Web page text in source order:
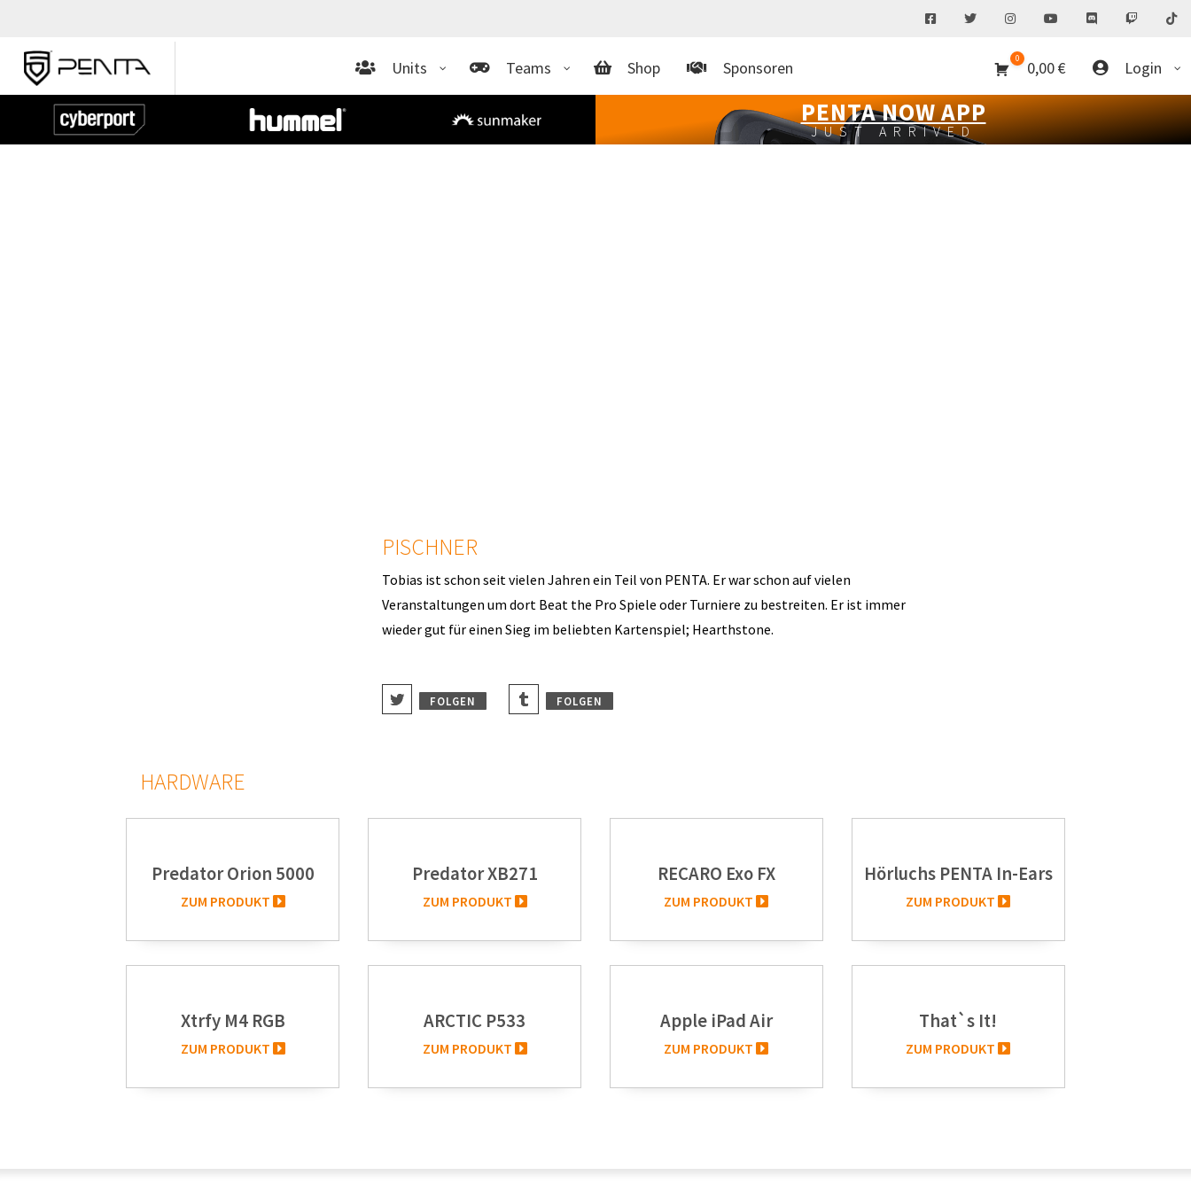
Units Teams Shop Sponsoren Login
0 0,00€
PENTA NOW APP
JUST ARRIVED
PISCHNER
Tobias ist schon seit vielen Jahren ein Teil von PENTA. Er war schon auf vielen
Veranstaltungen um dort Beat the Pro Spiele oder Turniere zu bestreiten. Er ist immer
wieder gut für einen Sieg im beliebten Kartenspiel; Hearthstone.
FOLGEN FOLGEN
HARDWARE
Predator Orion 5000
ZUM PRODUKT
Predator XB271
ZUM PRODUKT
RECARO Exo FX
ZUM PRODUKT
Hörluchs PENTA In-Ears
ZUM PRODUKT
Xtrfy M4 RGB
ZUM PRODUKT
ARCTIC P533
ZUM PRODUKT
Apple iPad Air
ZUM PRODUKT
That`s It!
ZUM PRODUKT